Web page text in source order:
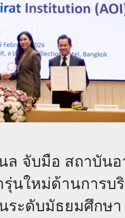
ล จับมือ สถาบันอ
นใหม่ด้านการบ
ระดับมัธยมศึกษา